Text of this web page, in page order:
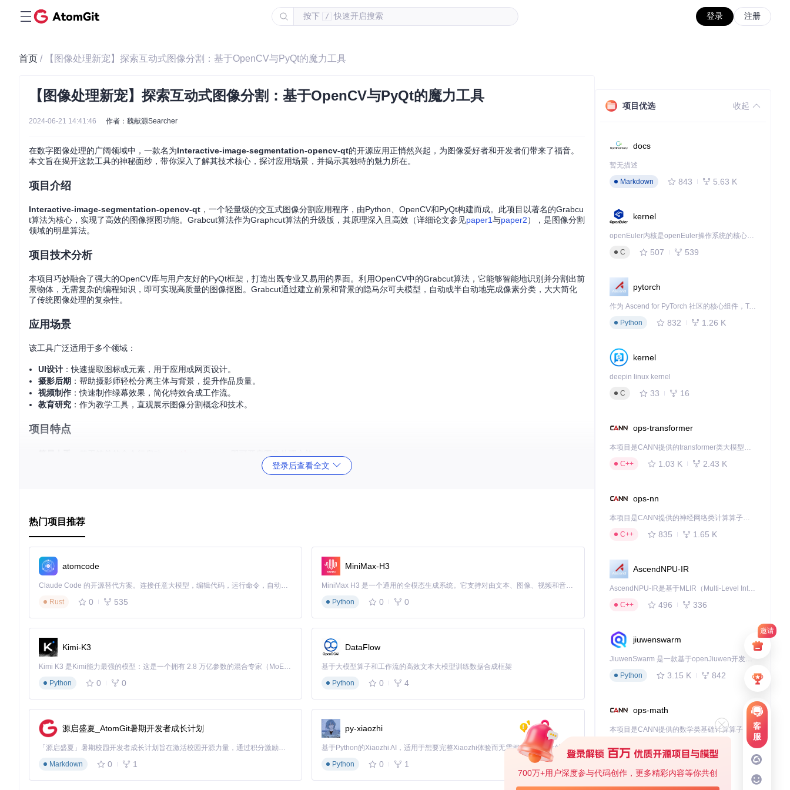
按下 / 快速开启搜索 登录 注册
邀请
客
服
700万+用户深度参与代码创作，更多精彩内容等你共创
首页 / 【图像处理新宠】探索互动式图像分割：基于OpenCV与PyQt的魔力工具
【图像处理新宠】探索互动式图像分割：基于OpenCV与PyQt的魔力工具
2024-06-21 14:41:46 作者：魏献源Searcher
在数字图像处理的广阔领域中，一款名为Interactive-image-segmentation-opencv-qt的开源应用正悄然兴起，为图像爱好者和开发者们带来了福音。
本文旨在揭开这款工具的神秘面纱，带你深入了解其技术核心，探讨应用场景，并揭示其独特的魅力所在。
项目介绍
Interactive-image-segmentation-opencv-qt ，一个轻量级的交互式图像分割应用程序，由Python、OpenCV和PyQt构建而成。此项目以著名的Grabcu
t算法为核心，实现了高效的图像抠图功能。Grabcut算法作为Graphcut算法的升级版，其原理深入且高效（详细论文参见paper1与paper2），是图像分割
领域的明星算法。
项目技术分析
本项目巧妙融合了强大的OpenCV库与用户友好的PyQt框架，打造出既专业又易用的界面。利用OpenCV中的Grabcut算法，它能够智能地识别并分割出前
景物体，无需复杂的编程知识，即可实现高质量的图像抠图。Grabcut通过建立前景和背景的隐马尔可夫模型，自动或半自动地完成像素分类，大大简化
了传统图像处理的复杂性。
应用场景
该工具广泛适用于多个领域：
UI设计 ：快速提取图标或元素，用于应用或网页设计。
摄影后期 ：帮助摄影师轻松分离主体与背景，提升作品质量。
视频制作 ：快速制作绿幕效果，简化特效合成工作流。
教育研究 ：作为教学工具，直观展示图像分割概念和技术。
项目特点
的GUI，让即便是新手也能迅速掌握。
从输入到输出的转变令人惊叹，原始图像经过应用处理后，呈现出精细的切割效果，如下所示：
案例。无论是专业人士还是技术爱好者，都能从中找到探索的乐趣与实用的价值。立即加入这个社区，体验图像分割的新境界，让你的创意无限放大！
登录后查看全文
热门项目推荐
atomcode
Claude Code 的开源替代方案。连接任意大模型，编辑代码，运行命令，自动验证 — 全自动执行。用 Rust 构建，极致性能。 ｜ An open-source alternative to Claude Code. Connect any LLM, edit code, run commands, and verify changes — autonomously. Built in Rust for speed. Get Started
Rust
0 535
MiniMax-H3
MiniMax H3 是一个通用的全模态生成系统。它支持对由文本、图像、视频和音频组成的多模态上下文进行统一理解，并能生成分辨率高达 2K、时长可达 15 秒的带原生立体声音频的视频。得益于面向任务泛化的系统设计，H3 在预训练阶段就已具备广泛的多模态上下文理解与生成能力，能够出色地执行复杂的多模态指令。
Python
0 0
Kimi-K3
Kimi K3 是Kimi能力最强的模型：这是一个拥有 2.8 万亿参数的混合专家（MoE）模型，具备原生视觉理解能力，并支持 100 万 token 的上下文窗口。
Python
0 0
DataFlow
基于大模型算子和工作流的高效文本大模型训练数据合成框架
Python
0 4
源启盛夏_AtomGit暑期开发者成长计划
「源启盛夏」暑期校园开发者成长计划旨在激活校园开源力量，通过积分激励、认证扶持、资源倾斜等形式，引导高校组织和开发者完成「入驻 — 建项目 — 做贡献 — 获认证 — 得资源」的完整闭环。无论你是想带领社团入驻平台的组织者，还是希望用代码贡献证明自己的开发者，都能在这里找到属于你的成长路径。
Markdown
0 1
py-xiaozhi
基于Python的Xiaozhi AI，适用于想要完整Xiaozhi体验而无需拥有专用硬件的用户。
Python
0 1
项目优选 收起
docs
暂无描述
Markdown
843 5.63 K
kernel
openEuler内核是openEuler操作系统的核心，既是系统性能与稳定性的基石，也是连接处理器、设备与服务的桥梁。
C
507 539
pytorch
作为 Ascend for PyTorch 社区的核心组件，TorchNPU 是昇腾专为 PyTorch 打造的深度学习适配插件，使 PyTorch 框架能够直接调用昇腾 NPU，为开发者提供昇腾 AI 处理器的超强算力。
Python
832 1.26 K
kernel
deepin linux kernel
C
33 16
ops-transformer
本项目是CANN提供的transformer类大模型算子库，实现网络在NPU上加速计算。
C++
1.03 K 2.43 K
ops-nn
本项目是CANN提供的神经网络类计算算子库，实现网络在NPU上加速计算。
C++
835 1.65 K
AscendNPU-IR
AscendNPU-IR是基于MLIR（Multi-Level Intermediate Representation）构建的，面向昇腾亲和算子编译时使用的中间表示，提供昇腾完备表达能力，通过编译优化提升昇腾AI处理器计算效率，支持通过生态框架使能昇腾AI处理器与深度调优
C++
496 336
jiuwenswarm
JiuwenSwarm 是一款基于openJiuwen开发的智能AI Agent，它能够将大语言模型的强大能力，通过你日常使用的各类通讯应用，直接延伸至你的指尖。
Python
3.15 K 842
ops-math
C++
deveco-code